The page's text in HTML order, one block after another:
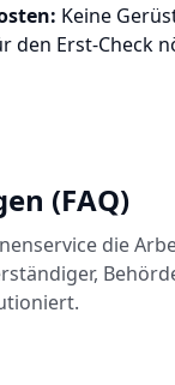
Keine
den Erst-Check
(FAQ)
die